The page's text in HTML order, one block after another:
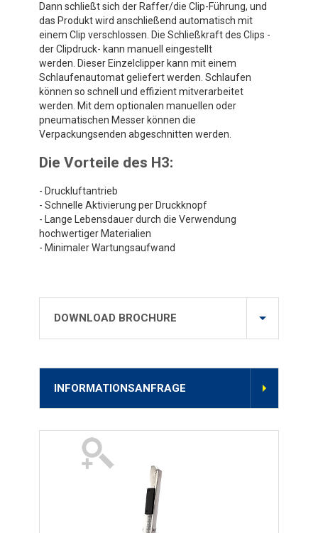
Dann schließt sich der Raffer/die Clip-Führung, und
das Produkt wird anschließend automatisch mit
einem Clip verschlossen. Die Schließkraft des Clips -
der Clipdruck- kann manuell eingestellt
werden. Dieser Einzelclipper kann mit einem
Schlaufenautomat geliefert werden. Schlaufen
können so schnell und effizient mitverarbeitet
werden. Mit dem optionalen manuellen oder
pneumatischen Messer können die
Verpackungsenden abgeschnitten werden.
Die Vorteile des H3:
- Druckluftantrieb
- Schnelle Aktivierung per Druckknopf
- Lange Lebensdauer durch die Verwendung
hochwertiger Materialien
- Minimaler Wartungsaufwand
DOWNLOAD BROCHURE
INFORMATIONSANFRAGE